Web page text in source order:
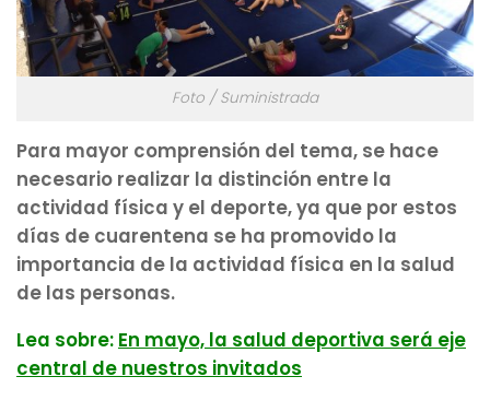
Foto / Suministrada
Para mayor comprensión del tema, se hace
necesario realizar la distinción entre la
actividad física y el deporte, ya que por estos
días de cuarentena se ha promovido la
importancia de la actividad física en la salud
de las personas.
Lea sobre: En mayo, la salud deportiva será eje
central de nuestros invitados